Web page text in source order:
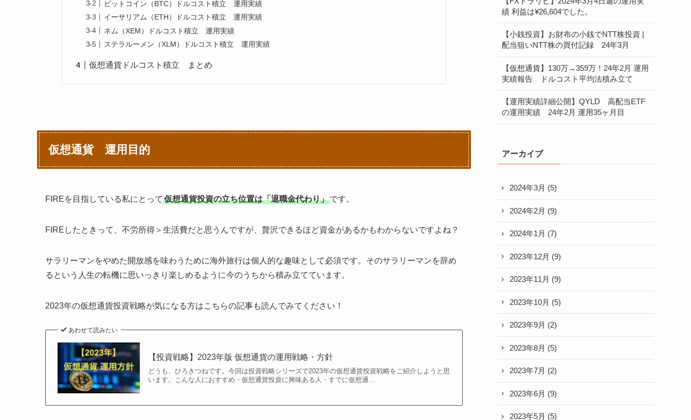
ビットコイン（BTC）ドルコスト積立 運用実績
イーサリアム（ETH）ドルコスト積立 運用実績
ネム（XEM）ドルコスト積立 運用実績
ステラルーメン（XLM）ドルコスト積立 運用実績
仮想通貨ドルコスト積立 まとめ
仮想通貨 運用目的
FIREを目指している私にとって 仮想通貨投資の立ち位置は「退職金代わり」です。
FIREしたときって、不労所得＞生活費だと思うんですが、贅沢できるほど資金があるかもわからないですよね？
サラリーマンをやめた開放感を味わうために海外旅行は個人的な趣味として必須です。そのサラリーマンを辞め
るという人生の転機に思いっきり楽しめるように今のうちから積み立てています。
2023年の仮想通貨投資戦略が気になる方はこちらの記事も読んでみてください！
あわせて読みたい
【投資戦略】2023年版 仮想通貨の運用戦略・方針
どうも、ひろきつねです。今回は投資戦略シリーズで2023年の仮想通貨投資戦略をご紹介しようと思
います。こんな人におすすめ・仮想通貨投資に興味ある人・すでに仮想通…
績 利益は¥26,604でした。
【小銭投資】お財布の小銭でNTT株投資 |
配当狙いNTT株の買付記録 24年3月
【仮想通貨】130万→359万！24年2月 運用
実績報告 ドルコスト平均法積み立て
【運用実績詳細公開】QYLD 高配当ETF
の運用実績 24年2月 運用35ヶ月目
アーカイブ
2024年3月 (5)
2024年2月 (9)
2024年1月 (7)
2023年12月 (9)
2023年11月 (9)
2023年10月 (5)
2023年9月 (2)
2023年8月 (5)
2023年7月 (2)
2023年6月 (9)
2023年5月 (5)